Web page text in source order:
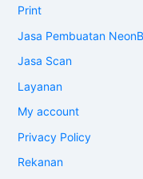
Print
Jasa Pembuatan
Jasa Scan
Layanan
My account
Privacy Policy
Rekanan